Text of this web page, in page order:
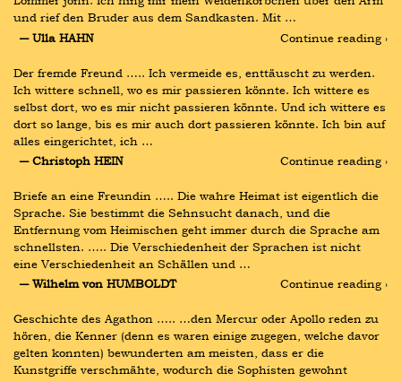
und rief den Bruder aus dem Sandkasten. Mit …
― Ulla HAHN
Continue reading ›
Der fremde Freund ….. Ich vermeide es, enttäuscht zu werden.
Ich wittere schnell, wo es mir passieren könnte. Ich wittere es
selbst dort, wo es mir nicht passieren könnte. Und ich wittere es
dort so lange, bis es mir auch dort passieren könnte. Ich bin auf
alles eingerichtet, ich …
― Christoph HEIN
Continue reading ›
Briefe an eine Freundin ….. Die wahre Heimat ist eigentlich die
Sprache. Sie bestimmt die Sehnsucht danach, und die
Entfernung vom Heimischen geht immer durch die Sprache am
schnellsten. ….. Die Verschiedenheit der Sprachen ist nicht
eine Verschiedenheit an Schällen und …
― Wilhelm von HUMBOLDT
Continue reading ›
Geschichte des Agathon ….. …den Mercur oder Apollo reden zu
hören, die Kenner (denn es waren einige zugegen, welche davor
gelten konnten) bewunderten am meisten, dass er die
Kunstgriffe verschmähte, wodurch die Sophisten gewohnt